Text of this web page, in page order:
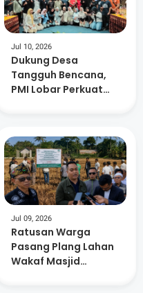
Jul 10, 2026
Dukung Desa
Tangguh Bencana,
PMI Lobar Perkuat
SIBAT
Jul 09, 2026
Ratusan Warga
Pasang Plang Lahan
Wakaf Masjid